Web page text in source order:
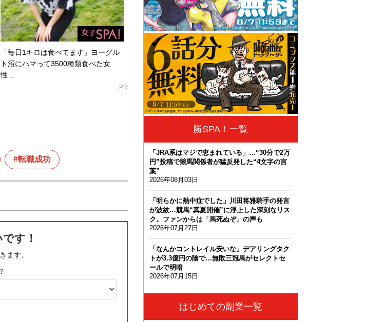
「毎日1キロは食べてます」ヨーグル
ト沼にハマって3500種類食べた女
性…
PR
転職成功
勝SPA！一覧
「JRA系はマジで恵まれている」…“30分で2万
円”投稿で競馬関係者が猛反発した“4文字の言
葉”
2026年08月03日
「明らかに熱中症でした」川田将雅騎手の発言
が波紋…競馬“真夏開催”に浮上した深刻なリス
ク。ファンからは「馬死ぬぞ」の声も
2026年07月27日
「なんかコントレイル安いな」デアリングタク
トが3.3億円の陰で…無敗三冠馬がセレクトセ
ールで明暗
2026年07月15日
はじめての副業一覧